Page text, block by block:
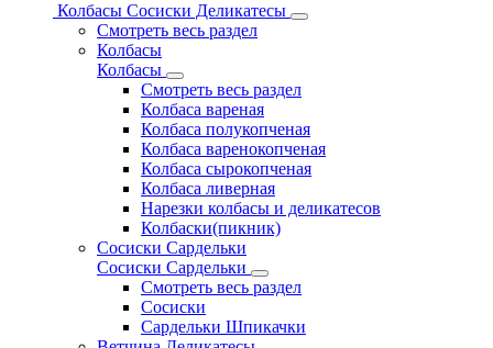
Колбасы Сосиски Деликатесы
Смотреть весь раздел
Колбасы
Колбасы
Смотреть весь раздел
Колбаса вареная
Колбаса полукопченая
Колбаса варенокопченая
Колбаса сырокопченая
Колбаса ливерная
Нарезки колбасы и деликатесов
Колбаски(пикник)
Сосиски Сардельки
Сосиски Сардельки
Смотреть весь раздел
Сосиски
Сардельки Шпикачки